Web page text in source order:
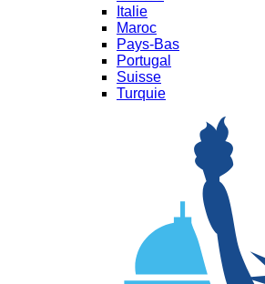
Italie
Maroc
Pays-Bas
Portugal
Suisse
Turquie